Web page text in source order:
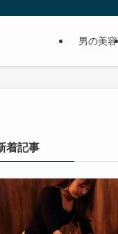
男の美容
着記事